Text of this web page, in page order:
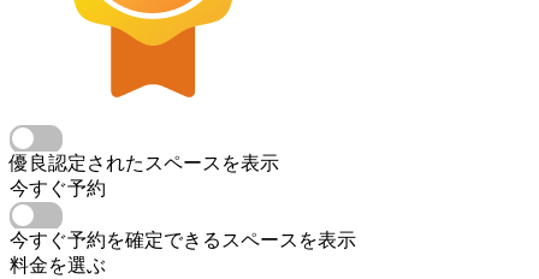
優良認定されたスペースを表示
今すぐ予約
今すぐ予約を確定できるスペースを表示
料金を選ぶ